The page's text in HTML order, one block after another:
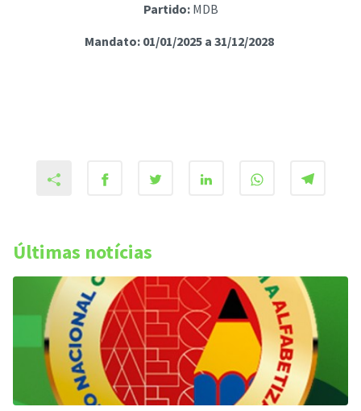
Partido: MDB
Mandato: 01/01/2025 a 31/12/2028
Últimas notícias